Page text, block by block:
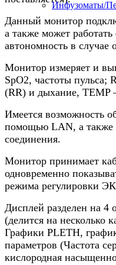
Инфузоматы/
Данный монитор
а также может работать
автономность в случае
Монитор измеряет и
SpO2, частоты пульса;
(RR) и дыхание, TEMP
Имеется возможность
помощью LAN, а также
соединения.
Монитор принимает
одновременно
режима регулировки
Дисплей разделен на 4
(делится на несколько
Графики PLETH,
параметров (Частота
кислородная